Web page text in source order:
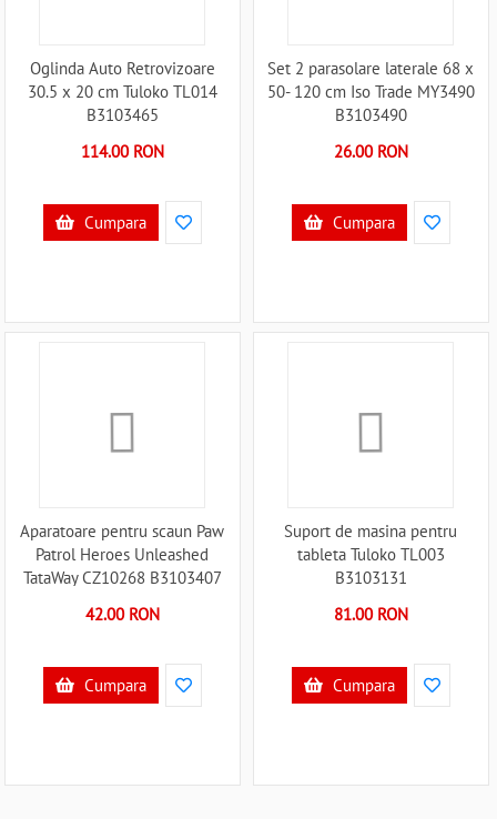
Oglinda Auto Retrovizoare
30.5 x 20 cm Tuloko TL014
B3103465
114.00 RON
Cumpara
Set 2 parasolare laterale 68 x
50- 120 cm Iso Trade MY3490
B3103490
26.00 RON
Cumpara
Aparatoare pentru scaun Paw
Patrol Heroes Unleashed
TataWay CZ10268 B3103407
42.00 RON
Cumpara
Suport de masina pentru
tableta Tuloko TL003
B3103131
81.00 RON
Cumpara